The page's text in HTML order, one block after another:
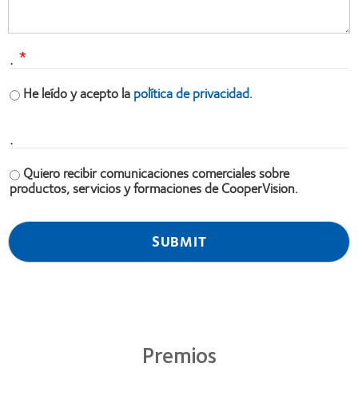
.
He leído y acepto lapolítica de privacidad.
.
Quiero recibir comunicaciones comerciales sobre
productos, servicios y formaciones de CooperVision.
Premios